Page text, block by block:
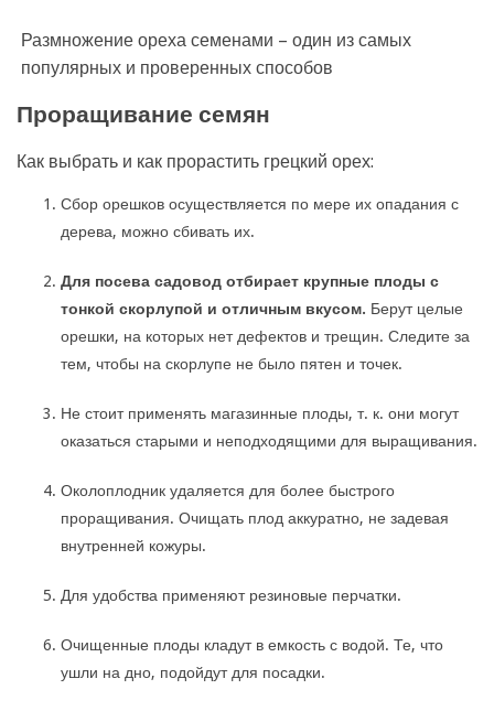
Размножение ореха семенами – один из самых
популярных и проверенных способов
Проращивание семян
Как выбрать и как прорастить грецкий орех:
Сбор орешков осуществляется по мере их опадания с
дерева, можно сбивать их.
Для посева садовод отбирает крупные плоды с
тонкой скорлупой и отличным вкусом. Берут целые
орешки, на которых нет дефектов и трещин. Следите за
тем, чтобы на скорлупе не было пятен и точек.
Не стоит применять магазинные плоды, т. к. они могут
оказаться старыми и неподходящими для выращивания.
Околоплодник удаляется для более быстрого
проращивания. Очищать плод аккуратно, не задевая
внутренней кожуры.
Для удобства применяют резиновые перчатки.
Очищенные плоды кладут в емкость с водой. Те, что
ушли на дно, подойдут для посадки.